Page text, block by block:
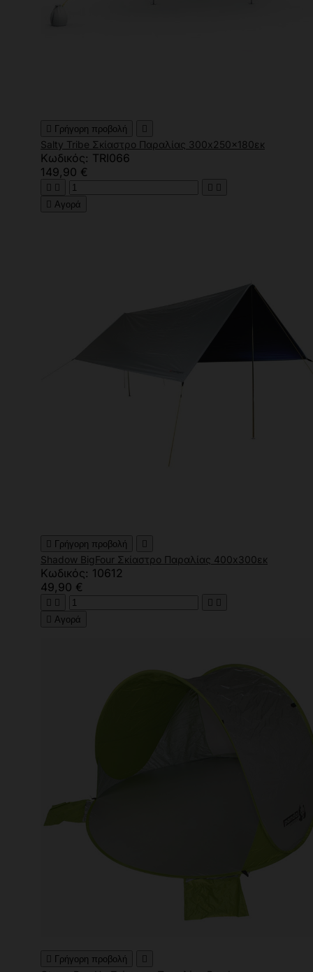
 Γρήγορη προβολή 
Salty Tribe Σκίαστρο Παραλίας 300x250x180εκ
Κωδικός: TRI066
149,90 €
   
 Αγορά
 Γρήγορη προβολή 
Shadow BigFour Σκίαστρο Παραλίας 400x300εκ
Κωδικός: 10612
49,90 €
   
 Αγορά
 Γρήγορη προβολή 